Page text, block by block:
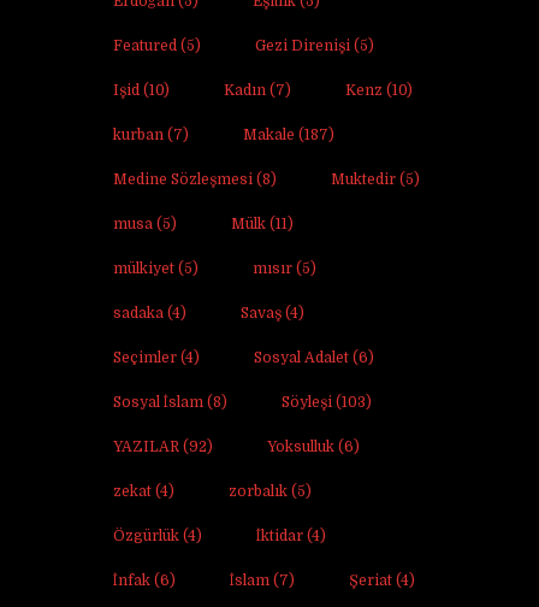
Featured (5) Gezi Direnişi (5)
Işid (10) Kadın (7) Kenz (10)
kurban (7) Makale (187)
Medine Sözleşmesi (8) Muktedir (5)
musa (5) Mülk (11)
mülkiyet (5) mısır (5)
sadaka (4) Savaş (4)
Seçimler (4) Sosyal Adalet (6)
Sosyal İslam (8) Söyleşi (103)
YAZILAR (92) Yoksulluk (6)
zekat (4) zorbalık (5)
Özgürlük (4) İktidar (4)
İnfak (6) İslam (7) Şeriat (4)